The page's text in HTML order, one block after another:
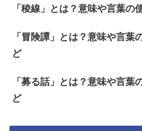
「稜線」とは？意味や言葉の
「冒険譚」とは？意味や言葉
ど
「募る話」とは？意味や言葉
ど